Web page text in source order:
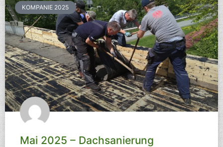
KOMPANIE 2025
Mai 2025 – Dachsanierung